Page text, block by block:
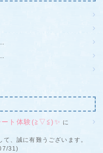
ト体験(≧▽≦)✨ に
、誠に有難うございます。
31)